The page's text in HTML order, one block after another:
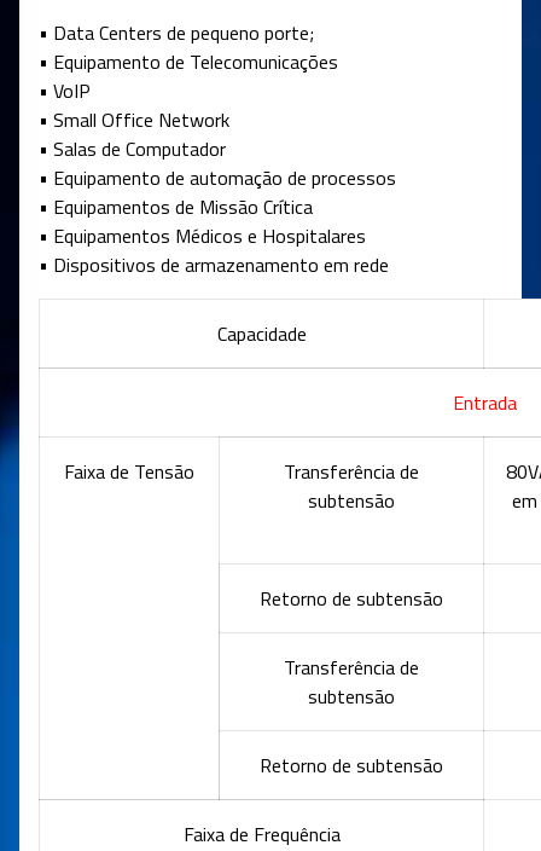
• Data Centers de pequeno porte;
• Equipamento de Telecomunicações
• VoIP
• Small Office Network
• Salas de Computador
• Equipamento de automação de processos
• Equipamentos de Missão Crítica
• Equipamentos Médicos e Hospitalares
• Dispositivos de armazenamento em rede
Capacidade
Entrada
Faixa de Tensão
Transferência de
subtensão
Retorno de subtensão
Transferência de
subtensão
Retorno de subtensão
Faixa de Frequência